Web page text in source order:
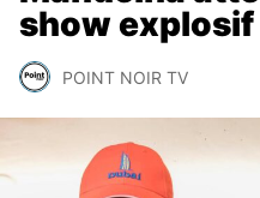
show explosif
POINT NOIR TV